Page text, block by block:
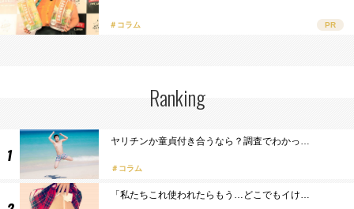
＃コラム PR
Ranking
ヤリチンか童貞付き合うなら？調査でわかっ…
コラム
「私たちこれ使われたらもう…どこでもイけ…